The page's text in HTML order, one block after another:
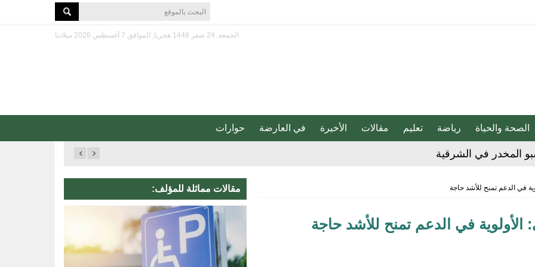
الجمعة, 24 صفر 1448 هجريا, الموافق 7 أغسطس 2026 ميلاديا
الصحة والحياة رياضة تعليم مقالات الأخيرة في العارضة حوارات
المخدر في الشرقية
للإبداع والاحترافية بقيادة محمد الضيف
منتجات قهوة وشوكولاتة مضاف إليها الجينسنغ
حوثية
في الدعم تمنح للأشد حاجة
في الدعم تمنح للأشد حاجة
مقالات مماثلة للمؤلف: